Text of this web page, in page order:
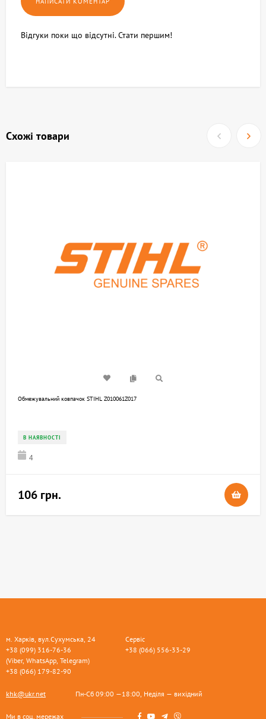
Відгуки поки що відсутні. Стати першим!
Схожі товари
Обмежувальний ковпачок STIHL Z010061Z017
В НАЯВНОСТІ
4
106 грн.
м. Харків, вул.Сухумська, 24
+38 (099) 316-76-36
(Viber, WhatsApp, Telegram)
+38 (066) 179-82-90
Сервіс
+38 (066) 556-33-29
khk@ukr.net Пн-Сб 09:00 —18:00, Неділя — вихідний
Ми в соц. мережах